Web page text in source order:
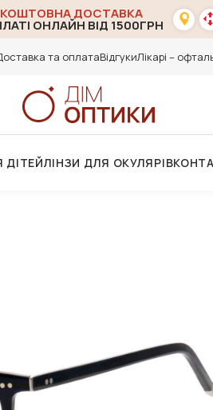
ДОСТАВКА
ОНЛАЙН ВІД 1500ГРН
та оплатаВідгукиЛікарі –
ДІТЕЙЛІНЗИ ДЛЯ ОКУЛЯРІВ